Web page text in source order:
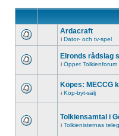
Ardacraft
i Dator- och tv-spel
Elronds rådslag
i Öppet Tolkienforum
Köpes: MECCG
i Köp-byt-sälj
Tolkiensamtal i
i Tolkienisternas